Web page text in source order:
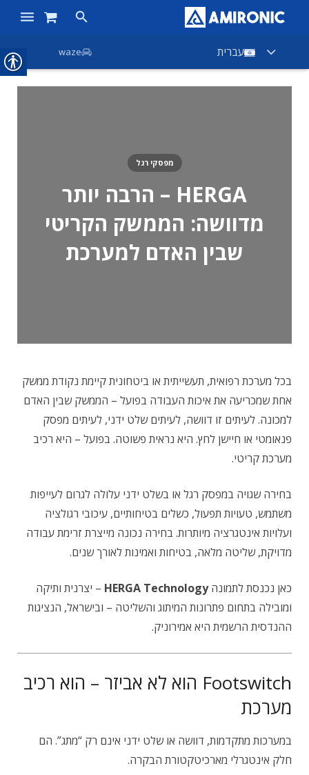
ראשי עברית waze
HERGA – הרבה יותר
מדוושה: הממשק הקריטי
שבין האדם למערכת
מפסקי רגל
בכל מערכת רפואית, תעשייתית או ביטחונית קיימת נקודת ממשק
אחת שמכריעה את איכות העבודה בפועל – הממשק שבין האדם
למכונה. לעיתים זו דוושה, לעיתים שלט ידני, לעיתים מפסק
פנאומטי או חיישן לחץ. היא נראית פשוטה. בפועל – היא רכיב
מערכת קריטי.
בחירה שגויה במפסק רגל או בשלט ידני עלולה לגרום לעייפות
משתמש, טעויות תפעול, כשלים בטיחותיים, עיכובי רגולציה
ועלויות אינטגרציה מיותרות. בחירה נכונה מייצרת זרימת עבודה
מדויקת, שליטה מלאה, בטיחות ואמינות לאורך שנים.
כאן נכנסת לתמונהHERGA Technology – יצרנית ותיקה
ומובילה בתחום פתרונות המיתוג והשליטה – ובישראל, הנציגות
ההנדסית הרשמית היא אמירוניק.
Footswitch הוא לא אביזר – הוא רכיב
מערכת
במערכות מתקדמות, דוושה או שלט ידני אינם רק “מתג”. הם
חלק אינטגרלי מארכיטקטורת הבקרה.